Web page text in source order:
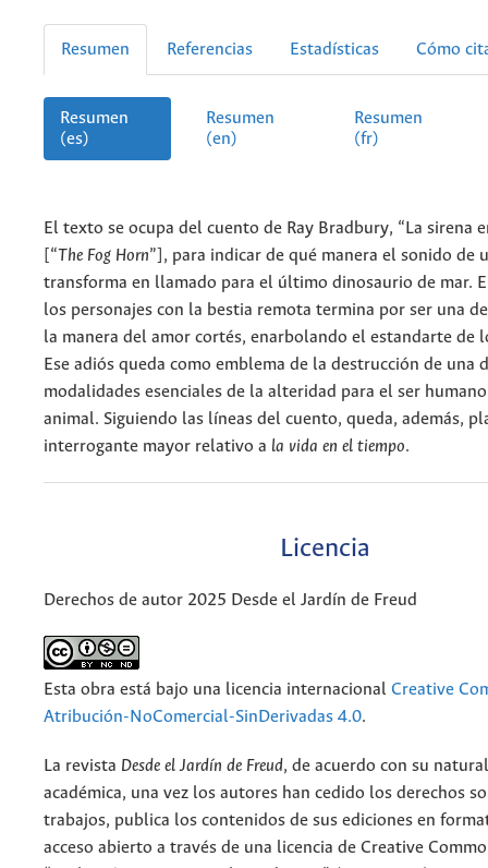
Resumen Referencias Estadísticas Cómo
Resumen
(es)
Resumen
(en)
Resumen
(fr)
El texto se ocupa del cuento de Ray Bradbury, “La sirena
[“The Fog Horn”], para indicar de qué manera el sonido de
transforma en llamado para el último dinosaurio de mar.
los personajes con la bestia remota termina por ser una
la manera del amor cortés, enarbolando el estandarte de
Ese adiós queda como emblema de la destrucción de una
modalidades esenciales de la alteridad para el ser
animal. Siguiendo las líneas del cuento, queda, además,
interrogante mayor relativo a la vida en el tiempo.
Licencia
Derechos de autor 2025 Desde el Jardín de Freud
Esta obra está bajo una licencia internacional Creative
Atribución-NoComercial-SinDerivadas 4.0.
La revista Desde el Jardín de Freud, de acuerdo con su
académica, una vez los autores han cedido los derechos
trabajos, publica los contenidos de sus ediciones en
acceso abierto a través de una licencia de Creative